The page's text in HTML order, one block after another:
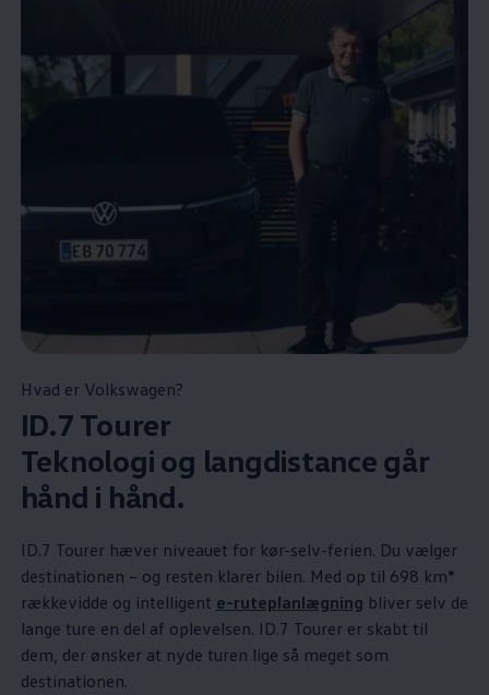
Hvad er Volkswagen?
ID.7 Tourer
Teknologi og langdistance går
hånd i hånd.
ID.7 Tourer hæver niveauet for kør-selv-ferien. Du vælger
destinationen – og resten klarer bilen. Med op til 698 km*
rækkevidde og intelligent e-ruteplanlægning bliver selv de
lange ture en del af oplevelsen. ID.7 Tourer er skabt til
dem, der ønsker at nyde turen lige så meget som
destinationen.